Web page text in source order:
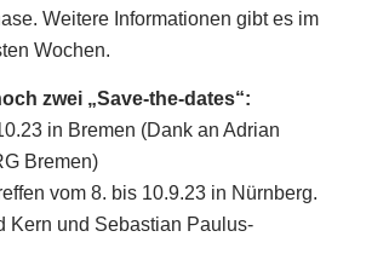
Weitere Informationen gibt es im
Wochen.
zwei „Save-the-dates“:
in Bremen (Dank an Adrian
Bremen)
vom 8. bis 10.9.23 in Nürnberg.
Kern und Sebastian Paulus-